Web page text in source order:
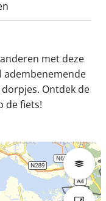
met deze
adembenemende
Ontdek de
de fiets!